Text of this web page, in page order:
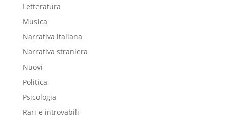
Letteratura
Musica
Narrativa italiana
Narrativa straniera
Nuovi
Politica
Psicologia
Rari e introvabili